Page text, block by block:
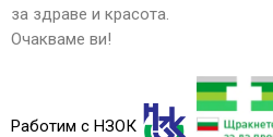
за здраве и красота.
Очакваме ви!
Работим с НЗОК